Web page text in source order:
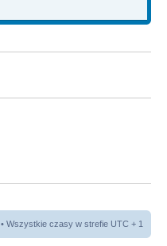
• Wszystkie czasy w strefie UTC + 1